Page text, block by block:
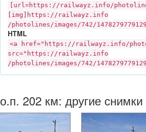
[url=https:// railwayz.info /
[img]https:// railwayz.info
/photolines/images/742/
HTML
<a href="https:// railwayz.info /
src="https:// railwayz.info
/photolines/images/742/
о.п. 202 км: другие снимки